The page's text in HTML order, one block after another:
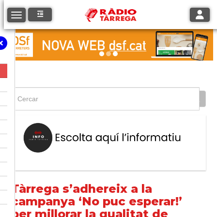
Toggle navigation
Tàrrega s’adhereix a la
campanya ‘No puc esperar!’
per millorar la qualitat de